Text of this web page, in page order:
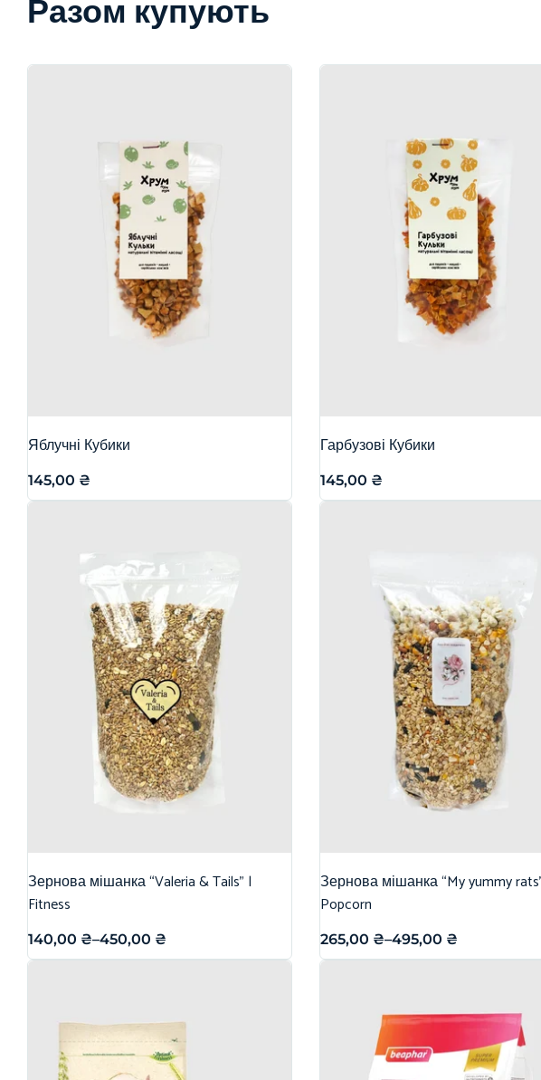
Разом купують
Яблучні Кубики
145,00 ₴
Гарбузові Кубики
145,00 ₴
Зернова мішанка “Valeria & Tails” |
Fitness
140,00 ₴–450,00 ₴
Зернова мішанка “My yummy
Popcorn
265,00 ₴–495,00 ₴